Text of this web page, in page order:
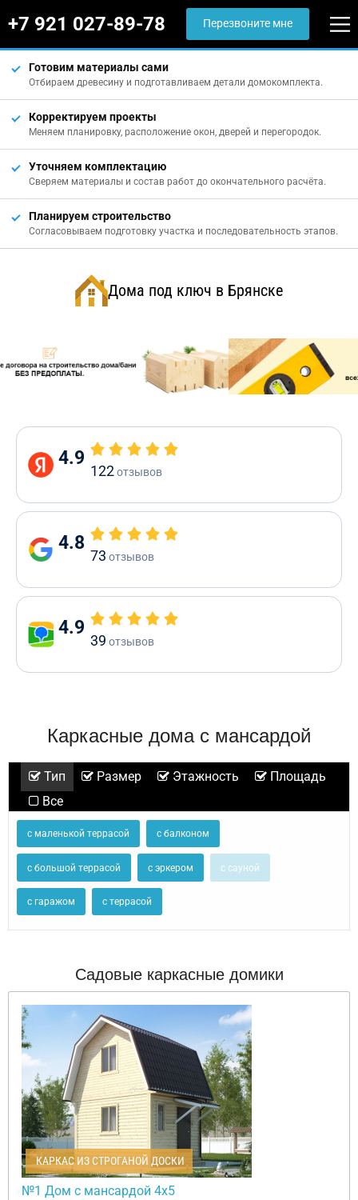
+7 921 027-89-78 Перезвоните мне
Готовим материалы сами
Отбираем древесину и подготавливаем детали домокомплекта.
Корректируем проекты
Меняем планировку, расположение окон, дверей и перегородок.
Уточняем комплектацию
Сверяем материалы и состав работ до окончательного расчёта.
Планируем строительство
Согласовываем подготовку участка и последовательность этапов.
Дома под ключ в Брянске
4.9
122отзывов
4.8
73 отзывов
4.9
39 отзывов
Каркасные дома с мансардой
Тип Размер Этажность
Площадь
Все
с маленькой террасой с балконом
с большой террасой с эркером с сауной
с гаражом с террасой
Садовые каркасные домики
КАРКАС ИЗ СТРОГАНОЙ ДОСКИ
№1 Дом с мансардой 4х5